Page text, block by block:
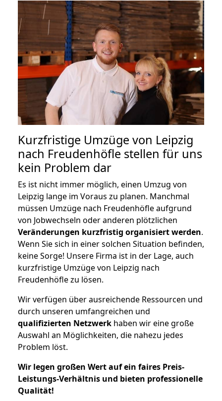
Kurzfristige Umzüge von Leipzig
nach Freudenhöfle stellen für uns
kein Problem dar
Es ist nicht immer möglich, einen Umzug von
Leipzig lange im Voraus zu planen. Manchmal
müssen Umzüge nach Freudenhöfle aufgrund
von Jobwechseln oder anderen plötzlichen
Veränderungen kurzfristig organisiert werden.
Wenn Sie sich in einer solchen Situation befinden,
keine Sorge! Unsere Firma ist in der Lage, auch
kurzfristige Umzüge von Leipzig nach
Freudenhöfle zu lösen.
Wir verfügen über ausreichende Ressourcen und
durch unseren umfangreichen und
qualifizierten Netzwerk haben wir eine große
Auswahl an Möglichkeiten, die nahezu jedes
Problem löst.
Wir legen großen Wert auf ein faires Preis-
Leistungs-Verhältnis und bieten professionelle
Qualität!